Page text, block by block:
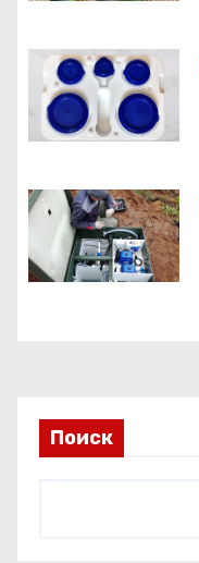
о
з
а
п
и
я
Поиск